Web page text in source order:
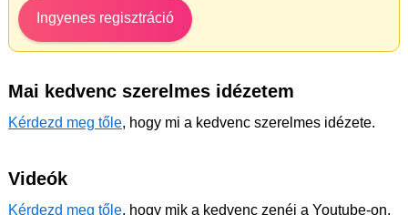
Ingyenes regisztráció
Mai kedvenc szerelmes idézetem
Kérdezd meg tőle, hogy mi a kedvenc szerelmes idézete.
Videók
Kérdezd meg tőle, hogy mik a kedvenc zenéi a Youtube-on.